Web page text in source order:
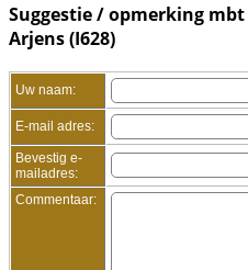
Suggestie / opmerking
Arjens (I628)
Uw naam:
E-mail adres:
Bevestig e-
mailadres:
Commentaar: